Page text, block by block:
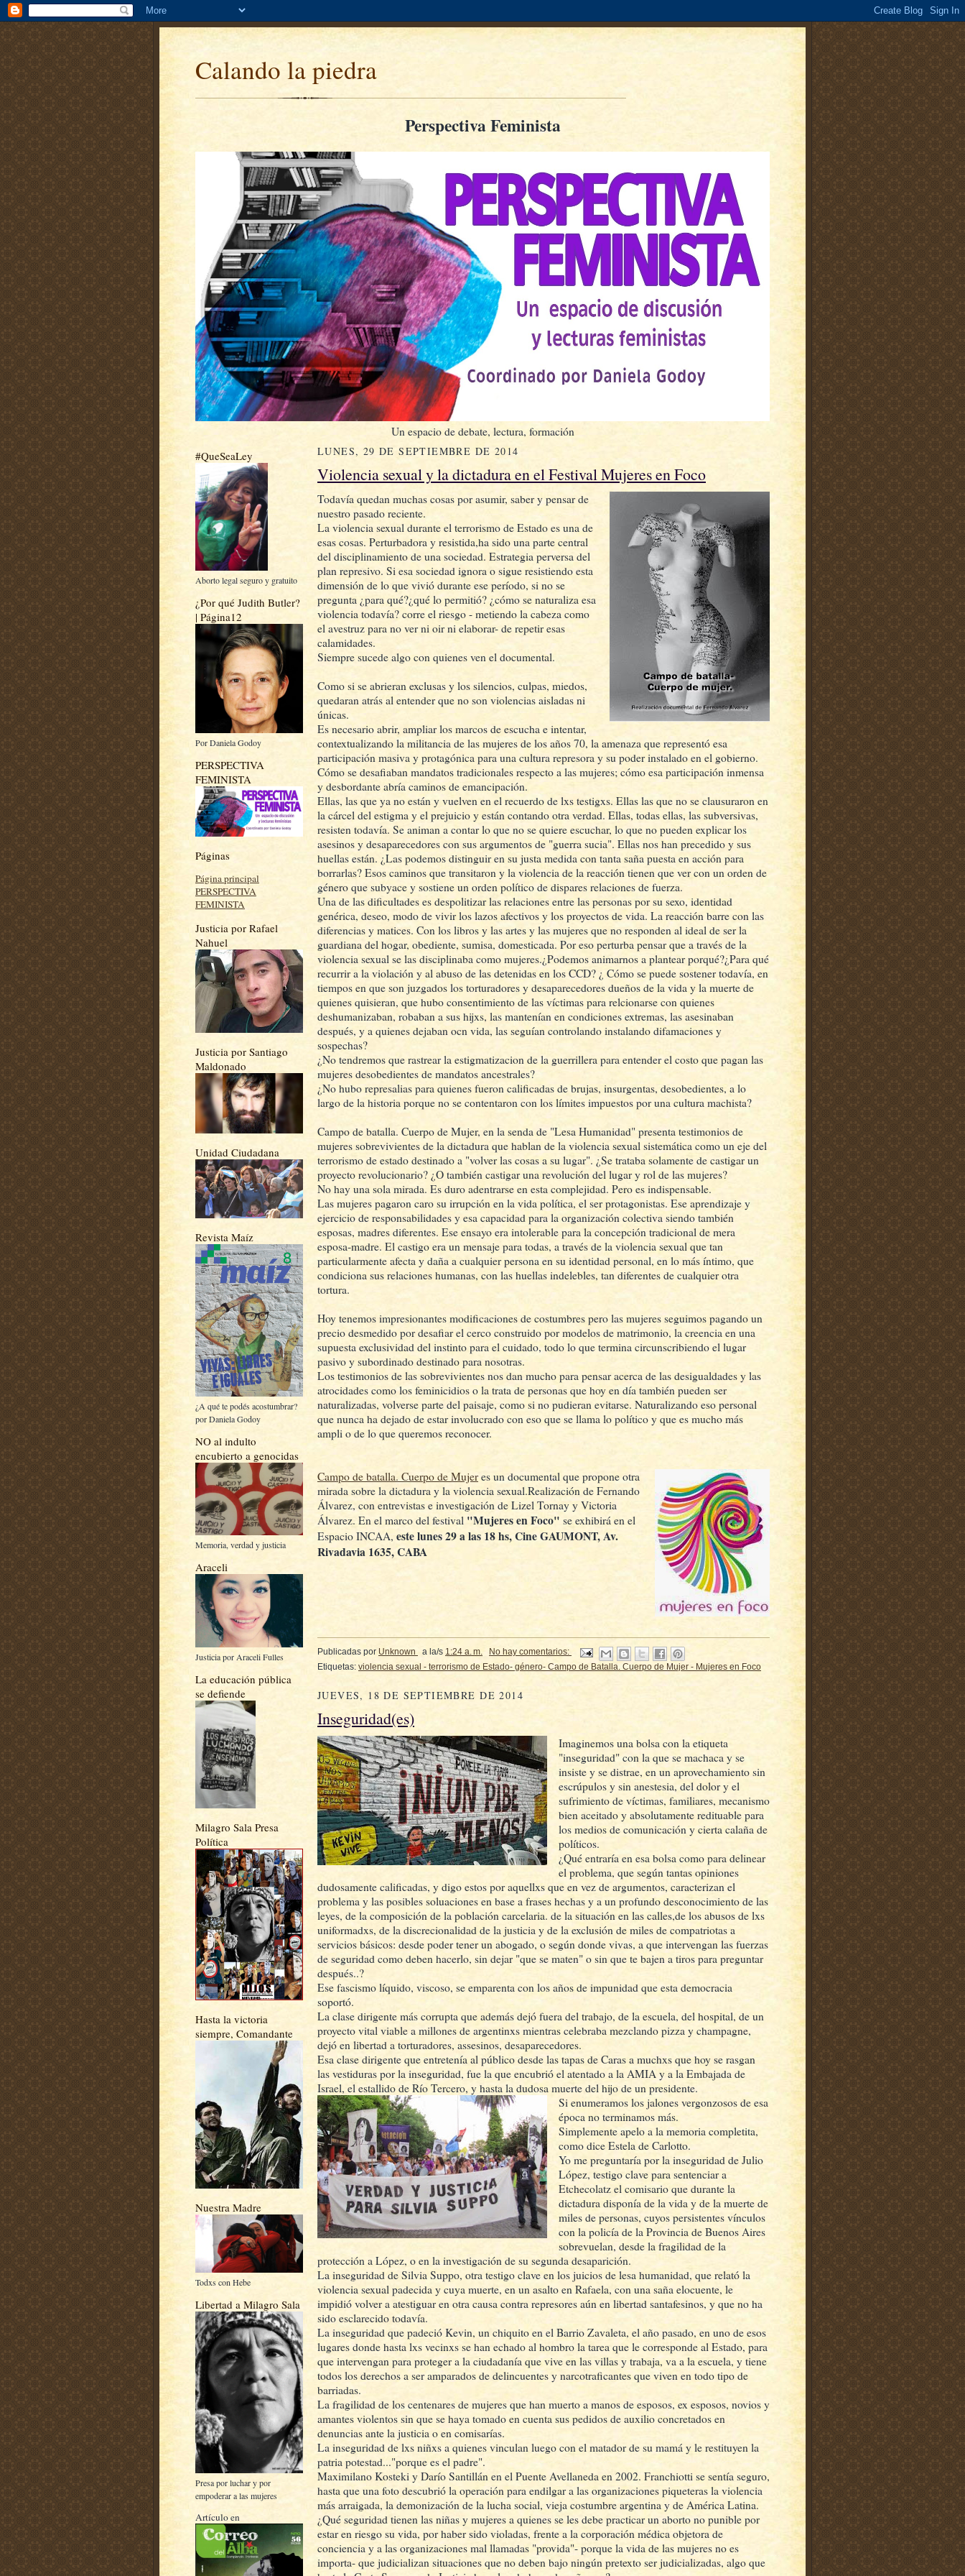
Calando la piedra
Perspectiva Feminista
Un espacio de debate, lectura, formación
#QueSeaLey
Aborto legal seguro y gratuito
¿Por qué Judith Butler?
| Página12
Por Daniela Godoy
PERSPECTIVA
FEMINISTA
Páginas
Página principal
PERSPECTIVA
FEMINISTA
Justicia por Rafael
Nahuel
Justicia por Santiago
Maldonado
Unidad Ciudadana
Revista Maíz
¿A qué te podés acostumbrar?
por Daniela Godoy
NO al indulto
encubierto a genocidas
Memoria, verdad y justicia
Araceli
Justicia por Araceli Fulles
La educación pública
se defiende
Milagro Sala Presa
Política
Hasta la victoria
siempre, Comandante
Nuestra Madre
Todxs con Hebe
Libertad a Milagro Sala
Presa por luchar y por
empoderar a las mujeres
Artículo en
LUNES, 29 DE SEPTIEMBRE DE 2014
Violencia sexual y la dictadura en el Festival Mujeres en Foco
Todavía quedan muchas cosas por asumir, saber y pensar de
nuestro pasado reciente.
La violencia sexual durante el terrorismo de Estado es una de
esas cosas. Perturbadora y resistida,ha sido una parte central
del disciplinamiento de una sociedad. Estrategia perversa del
plan represivo. Si esa sociedad ignora o sigue resistiendo esta
dimensión de lo que vivió durante ese período, si no se
pregunta ¿para qué?¿qué lo permitió? ¿cómo se naturaliza esa
violencia todavía? corre el riesgo - metiendo la cabeza como
el avestruz para no ver ni oir ni elaborar- de repetir esas
calamidades.
Siempre sucede algo con quienes ven el documental.
Como si se abrieran exclusas y los silencios, culpas, miedos,
quedaran atrás al entender que no son violencias aisladas ni
únicas.
Es necesario abrir, ampliar los marcos de escucha e intentar,
contextualizando la militancia de las mujeres de los años 70, la amenaza que representó esa
participación masiva y protagónica para una cultura represora y su poder instalado en el gobierno.
Cómo se desafiaban mandatos tradicionales respecto a las mujeres; cómo esa participación inmensa
y desbordante abría caminos de emancipación.
Ellas, las que ya no están y vuelven en el recuerdo de lxs testigxs. Ellas las que no se clausuraron en
la cárcel del estigma y el prejuicio y están contando otra verdad. Ellas, todas ellas, las subversivas,
resisten todavía. Se animan a contar lo que no se quiere escuchar, lo que no pueden explicar los
asesinos y desaparecedores con sus argumentos de "guerra sucia". Ellas nos han precedido y sus
huellas están. ¿Las podemos distinguir en su justa medida con tanta saña puesta en acción para
borrarlas? Esos caminos que transitaron y la violencia de la reacción tienen que ver con un orden de
género que subyace y sostiene un orden político de dispares relaciones de fuerza.
Una de las dificultades es despolitizar las relaciones entre las personas por su sexo, identidad
genérica, deseo, modo de vivir los lazos afectivos y los proyectos de vida. La reacción barre con las
diferencias y matices. Con los libros y las artes y las mujeres que no responden al ideal de ser la
guardiana del hogar, obediente, sumisa, domesticada. Por eso perturba pensar que a través de la
violencia sexual se las disciplinaba como mujeres.¿Podemos animarnos a plantear porqué?¿Para qué
recurrir a la violación y al abuso de las detenidas en los CCD? ¿ Cómo se puede sostener todavía, en
tiempos en que son juzgados los torturadores y desaparecedores dueños de la vida y la muerte de
quienes quisieran, que hubo consentimiento de las víctimas para relcionarse con quienes
deshumanizaban, robaban a sus hijxs, las mantenían en condiciones extremas, las asesinaban
después, y a quienes dejaban ocn vida, las seguían controlando instalando difamaciones y
sospechas?
¿No tendremos que rastrear la estigmatizacion de la guerrillera para entender el costo que pagan las
mujeres desobedientes de mandatos ancestrales?
¿No hubo represalias para quienes fueron calificadas de brujas, insurgentas, desobedientes, a lo
largo de la historia porque no se contentaron con los límites impuestos por una cultura machista?
Campo de batalla. Cuerpo de Mujer, en la senda de "Lesa Humanidad" presenta testimonios de
mujeres sobrevivientes de la dictadura que hablan de la violencia sexual sistemática como un eje del
terrorismo de estado destinado a "volver las cosas a su lugar". ¿Se trataba solamente de castigar un
proyecto revolucionario? ¿O también castigar una revolución del lugar y rol de las mujeres?
No hay una sola mirada. Es duro adentrarse en esta complejidad. Pero es indispensable.
Las mujeres pagaron caro su irrupción en la vida política, el ser protagonistas. Ese aprendizaje y
ejercicio de responsabilidades y esa capacidad para la organización colectiva siendo también
esposas, madres diferentes. Ese ensayo era intolerable para la concepción tradicional de mera
esposa-madre. El castigo era un mensaje para todas, a través de la violencia sexual que tan
particularmente afecta y daña a cualquier persona en su identidad personal, en lo más íntimo, que
condiciona sus relaciones humanas, con las huellas indelebles, tan diferentes de cualquier otra
tortura.
Hoy tenemos impresionantes modificaciones de costumbres pero las mujeres seguimos pagando un
precio desmedido por desafiar el cerco construido por modelos de matrimonio, la creencia en una
supuesta exclusividad del instinto para el cuidado, todo lo que termina circunscribiendo el lugar
pasivo y subordinado destinado para nosotras.
Los testimonios de las sobrevivientes nos dan mucho para pensar acerca de las desigualdades y las
atrocidades como los feminicidios o la trata de personas que hoy en día también pueden ser
naturalizadas, volverse parte del paisaje, como si no pudieran evitarse. Naturalizando eso personal
que nunca ha dejado de estar involucrado con eso que se llama lo político y que es mucho más
ampli o de lo que queremos reconocer.
Campo de batalla. Cuerpo de Mujer es un documental que propone otra
mirada sobre la dictadura y la violencia sexual.Realización de Fernando
Álvarez, con entrevistas e investigación de Lizel Tornay y Victoria
Álvarez. En el marco del festival "Mujeres en Foco" se exhibirá en el
Espacio INCAA, este lunes 29 a las 18 hs, Cine GAUMONT, Av.
Rivadavia 1635, CABA
Publicadas por Unknown a la/s 1:24 a. m.
No hay comentarios:
Etiquetas: violencia sexual - terrorismo de Estado- género- Campo de Batalla. Cuerpo de Mujer - Mujeres en Foco
JUEVES, 18 DE SEPTIEMBRE DE 2014
Inseguridad(es)
Imaginemos una bolsa con la etiqueta
"inseguridad" con la que se machaca y se
insiste y se distrae, en un aprovechamiento sin
escrúpulos y sin anestesia, del dolor y el
sufrimiento de víctimas, familiares, mecanismo
bien aceitado y absolutamente redituable para
los medios de comunicación y cierta calaña de
políticos.
¿Qué entraría en esa bolsa como para delinear
el problema, que según tantas opiniones
dudosamente calificadas, y digo estos por aquellxs que en vez de argumentos, caracterizan el
problema y las posibles soluaciones en base a frases hechas y a un profundo desconocimiento de las
leyes, de la composición de la población carcelaria. de la situación en las calles,de los abusos de lxs
uniformadxs, de la discrecionalidad de la justicia y de la exclusión de miles de compatriotas a
servicios básicos: desde poder tener un abogado, o según donde vivas, a que intervengan las fuerzas
de seguridad como deben hacerlo, sin dejar "que se maten" o sin que te bajen a tiros para preguntar
después..?
Ese fascismo líquido, viscoso, se emparenta con los años de impunidad que esta democracia
soportó.
La clase dirigente más corrupta que además dejó fuera del trabajo, de la escuela, del hospital, de un
proyecto vital viable a millones de argentinxs mientras celebraba mezclando pizza y champagne,
dejó en libertad a torturadores, assesinos, desaparecedores.
Esa clase dirigente que entretenía al público desde las tapas de Caras a muchxs que hoy se rasgan
las vestiduras por la inseguridad, fue la que encubrió el atentado a la AMIA y a la Embajada de
Israel, el estallido de Río Tercero, y hasta la dudosa muerte del hijo de un presidente.
Si enumeramos los jalones vergonzosos de esa
época no terminamos más.
Simplemente apelo a la memoria completita,
como dice Estela de Carlotto.
Yo me preguntaría por la inseguridad de Julio
López, testigo clave para sentenciar a
Etchecolatz el comisario que durante la
dictadura disponía de la vida y de la muerte de
miles de personas, cuyos persistentes vínculos
con la policía de la Provincia de Buenos Aires
sobrevuelan, desde la fragilidad de la
protección a López, o en la investigación de su segunda desaparición.
La inseguridad de Silvia Suppo, otra testigo clave en los juicios de lesa humanidad, que relató la
violencia sexual padecida y cuya muerte, en un asalto en Rafaela, con una saña elocuente, le
impidió volver a atestiguar en otra causa contra represores aún en libertad santafesinos, y que no ha
sido esclarecido todavía.
La inseguridad que padeció Kevin, un chiquito en el Barrio Zavaleta, el año pasado, en uno de esos
lugares donde hasta lxs vecinxs se han echado al hombro la tarea que le corresponde al Estado, para
que intervengan para proteger a la ciudadanía que vive en las villas y trabaja, va a la escuela, y tiene
todos los derechos a ser amparados de delincuentes y narcotraficantes que viven en todo tipo de
barriadas.
La fragilidad de los centenares de mujeres que han muerto a manos de esposos, ex esposos, novios y
amantes violentos sin que se haya tomado en cuenta sus pedidos de auxilio concretados en
denuncias ante la justicia o en comisarías.
La inseguridad de lxs niñxs a quienes vinculan luego con el matador de su mamá y le restituyen la
patria potestad..."porque es el padre".
Maximilano Kosteki y Darío Santillán en el Puente Avellaneda en 2002. Franchiotti se sentía seguro,
hasta que una foto descubrió la operación para endilgar a las organizaciones piqueteras la violencia
más arraigada, la demonización de la lucha social, vieja costumbre argentina y de América Latina.
¿Qué seguridad tienen las niñas y mujeres a quienes se les debe practicar un aborto no punible por
estar en riesgo su vida, por haber sido violadas, frente a la corporación médica objetora de
conciencia y a las organizaciones mal llamadas "provida"- porque la vida de las mujeres no es
importa- que judicializan situaciones que no deben bajo ningún pretexto ser judicializadas, algo que